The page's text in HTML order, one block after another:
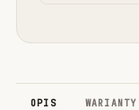
OPIS WARIANTY